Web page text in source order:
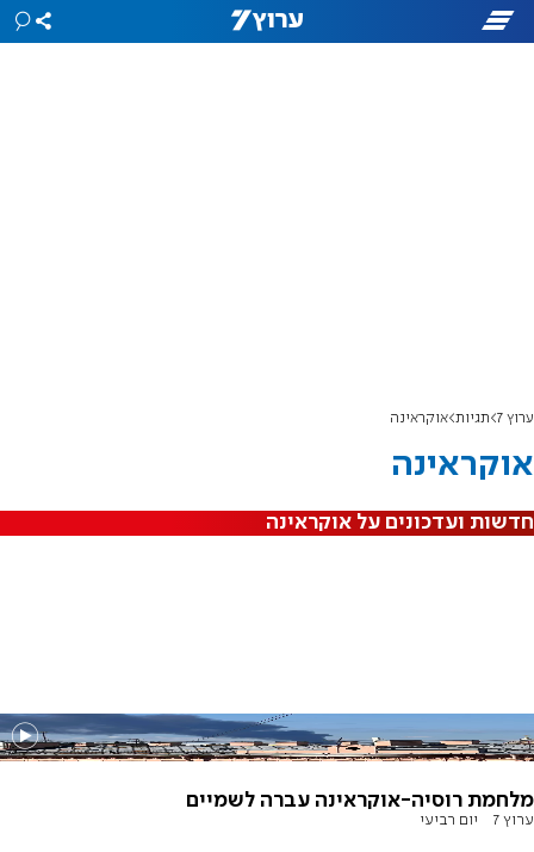
ערוץ 7 תגיות אוקראינה
אוקראינה
חדשות ועדכונים על אוקראינה
מלחמת רוסיה-אוקראינה עברה לשמיים
ערוץ 7 יום רביעי